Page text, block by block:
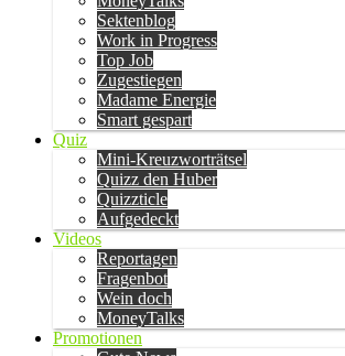
Sektenblog
Work in Progress
Top Job
Zugestiegen
Madame Energie
Smart gespart
Quiz
Mini-Kreuzworträtsel
Quizz den Huber
Quizzticle
Aufgedeckt
Videos
Reportagen
Fragenbot
Wein doch
MoneyTalks
Promotionen